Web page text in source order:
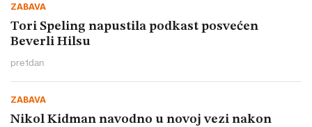
ZABAVA
Tori Speling napustila podkast posvećen
Beverli Hilsu
pre1dan
ZABAVA
Nikol Kidman navodno u novoj vezi nakon